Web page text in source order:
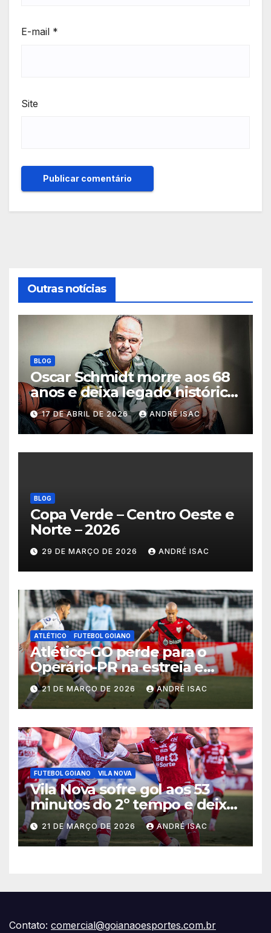
E-mail *
Site
Outras notícias
BLOG
Oscar Schmidt morre aos 68
anos e deixa legado histórico
no basquete mundial
17 DE ABRIL DE 2026 ANDRÉ ISAC
BLOG
Copa Verde – Centro Oeste e
Norte – 2026
29 DE MARÇO DE 2026 ANDRÉ ISAC
ATLÉTICO FUTEBOL GOIANO
Atlético-GO perde para o
Operário-PR na estreia e
começa sob pressão a Série B
2026
21 DE MARÇO DE 2026 ANDRÉ ISAC
FUTEBOL GOIANO VILA NOVA
Vila Nova sofre gol aos 53
minutos do 2º tempo e deixa
vitória escapar na estreia da
Série B
21 DE MARÇO DE 2026 ANDRÉ ISAC
Contato: comercial@goianaoesportes.com.br